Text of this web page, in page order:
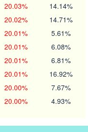
20.03% 14.14%
20.02% 14.71%
20.01% 5.61%
20.01% 6.08%
20.01% 6.81%
20.01% 16.92%
20.00% 7.67%
20.00% 4.93%